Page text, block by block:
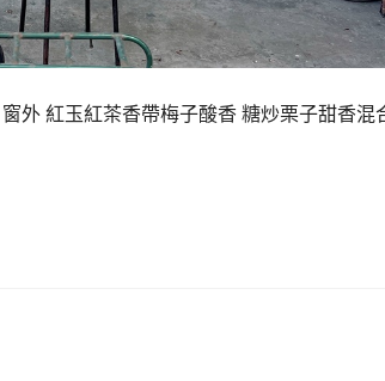
外 紅玉紅茶香帶梅子酸香 糖炒栗子甜香混